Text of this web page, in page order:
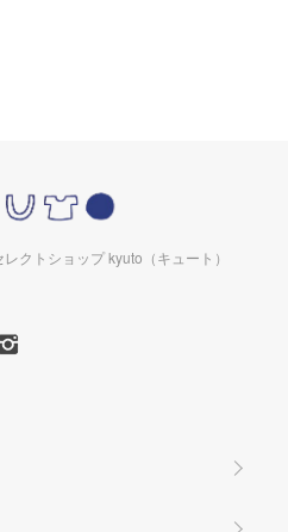
クトショップ kyuto（キュート）